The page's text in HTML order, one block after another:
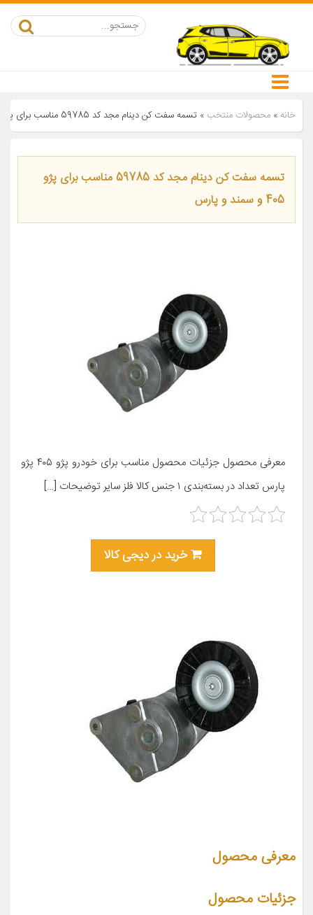
خانه » محصولات منتخب » تسمه سفت کن دینام مجد کد 59785 مناسب برای پژو 405 و سمند و پارس
تسمه سفت کن دینام مجد کد 59785 مناسب برای پژو
405 و سمند و پارس
معرفی محصول جزئیات محصول مناسب برای خودرو پژو ۴۰۵ پژو
پارس تعداد در بسته‌بندی ۱ جنس کالا فلز سایر توضیحات […]
خرید در دیجی کالا
معرفی محصول
جزئیات محصول